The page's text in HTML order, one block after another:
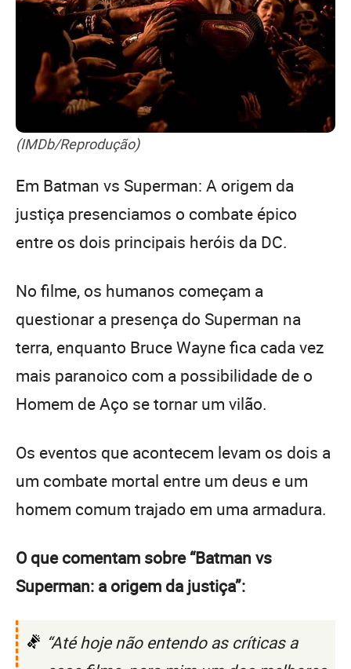
(IMDb/Reprodução)
Em Batman vs Superman: A origem da
justiça presenciamos o combate épico
entre os dois principais heróis da DC.
No filme, os humanos começam a
questionar a presença do Superman na
terra, enquanto Bruce Wayne fica cada vez
mais paranoico com a possibilidade de o
Homem de Aço se tornar um vilão.
Os eventos que acontecem levam os dois a
um combate mortal entre um deus e um
homem comum trajado em uma armadura.
O que comentam sobre “Batman vs
Superman: a origem da justiça”:
“Até hoje não entendo as críticas a